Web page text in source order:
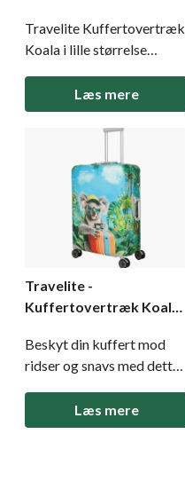
Travelite Kuffertovertræk
Koala i lille størrelse
kabinekuffert mod ridser
og snavs, mens det
farverige design gør din
Fremstillet i elastisk
elastan og polyester for en
fleksibel pasform.
Beskytter mod ridser og
Læs mere
Travelite -
Kuffertovertræk Koala -
Beskyt din kuffert mod
ridser og snavs med dette
Koala til medium størrelse
kufferter. Elastisk
Læs mere